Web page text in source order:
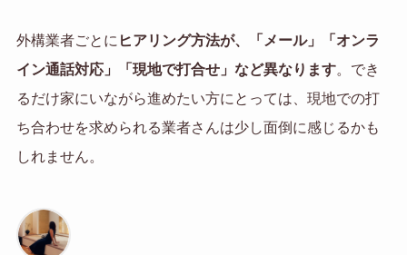
外構業者ごとに ヒアリング方法が、「メール」「オンラ
イン通話対応」「現地で打合せ」など異なります。でき
るだけ家にいながら進めたい方にとっては、現地での打
ち合わせを求められる業者さんは少し面倒に感じるかも
しれません。